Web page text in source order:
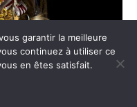
garantir la meilleure
continuez à utiliser ce
en êtes satisfait.